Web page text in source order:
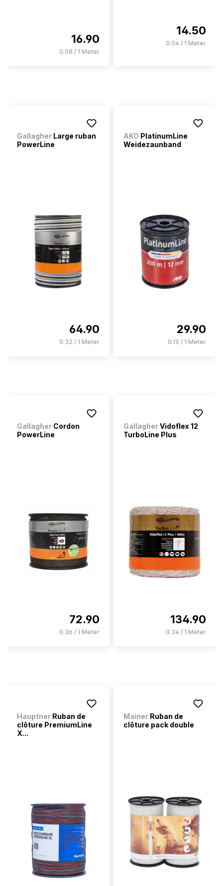
16.90
0.08 / 1 Meter
14.50
0.04 / 1 Meter
Gallagher Large ruban
PowerLine
64.90
0.32 / 1 Meter
AKO PlatinumLine
Weidezaunband
29.90
0.15 / 1 Meter
Gallagher Cordon
PowerLine
72.90
0.36 / 1 Meter
GallagherVidoflex 12
TurboLine Plus
134.90
0.34 / 1 Meter
Hauptner Ruban de
clôture PremiumLine
X...
Mainer Ruban de
clôture pack double